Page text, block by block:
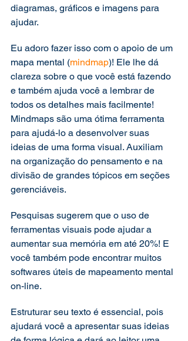
diagramas, gráficos e imagens para
ajudar.
Eu adoro fazer isso com o apoio de um
mapa mental (mindmap)! Ele lhe dá
clareza sobre o que você está fazendo
e também ajuda você a lembrar de
todos os detalhes mais facilmente!
Mindmaps são uma ótima ferramenta
para ajudá-lo a desenvolver suas
ideias de uma forma visual. Auxiliam
na organização do pensamento e na
divisão de grandes tópicos em seções
gerenciáveis.
Pesquisas sugerem que o uso de
ferramentas visuais pode ajudar a
aumentar sua memória em até 20%! E
você também pode encontrar muitos
softwares úteis de mapeamento mental
on-line.
Estruturar seu texto é essencial, pois
ajudará você a apresentar suas ideias